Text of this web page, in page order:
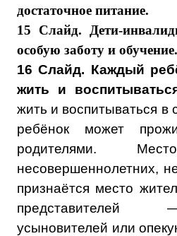
достаточное питание.
15 Слайд. Дети-
особую заботу и обучение.
16 Слайд. Каждый
жить и
жить и воспитываться в
ребёнок может
родителями.
несовершеннолетних,
признаётся место
усыновителей или